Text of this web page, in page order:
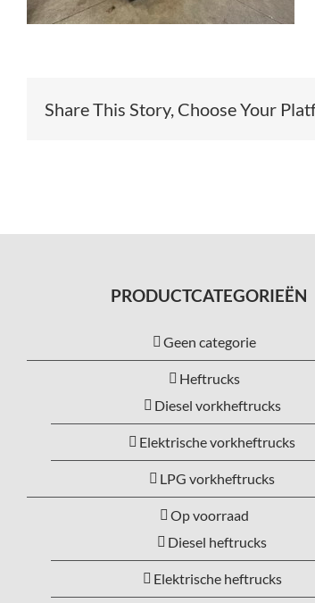
Share This Story, Choose Your
PRODUCTCATEGORIEËN
Geen categorie
Heftrucks
Diesel vorkheftrucks
Elektrische vorkheftrucks
LPG vorkheftrucks
Op voorraad
Diesel heftrucks
Elektrische heftrucks